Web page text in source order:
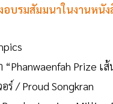
อบรมสัมมนาในงานหนั
Prize เ
ร์ / Proud Songkran